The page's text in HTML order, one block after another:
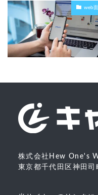
web
株式会社Hew One's
東京都千代田区神田